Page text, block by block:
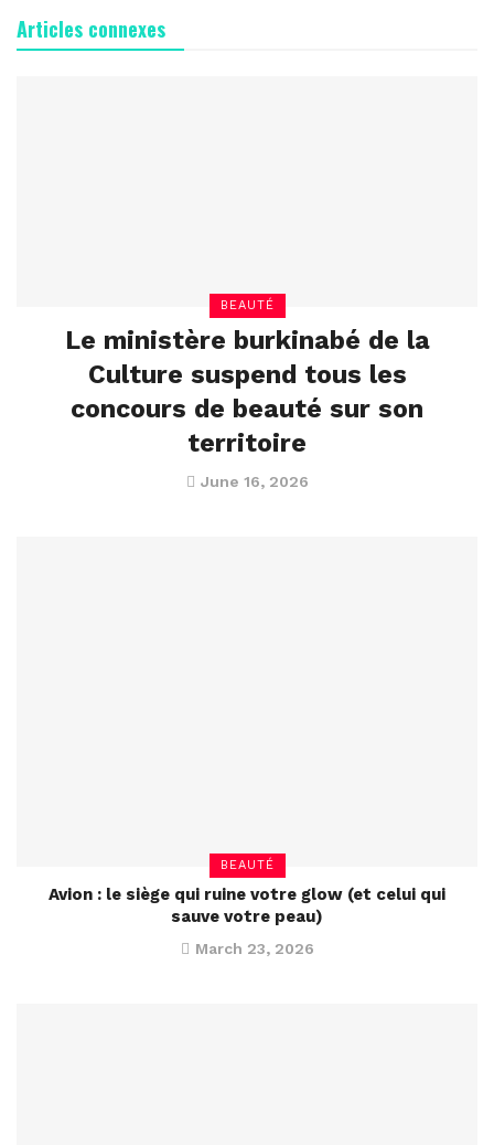
Articles connexes
BEAUTÉ
Le ministère burkinabé de la
Culture suspend tous les
concours de beauté sur son
territoire
June 16, 2026
BEAUTÉ
Avion : le siège qui ruine votre glow (et celui qui
sauve votre peau)
March 23, 2026